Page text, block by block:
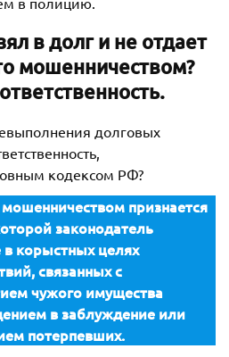
в долг и не отдает
мошенничеством?
.
долговых
кодексом РФ?
признается
законодатель
корыстных целях
связанных с
чужого имущества
в заблуждение или
потерпевших.